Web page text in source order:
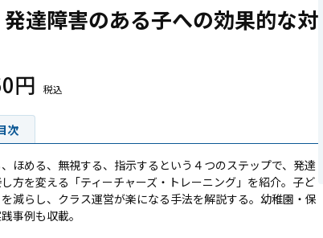
達障害のある子への効果的な対
円
次
ほめる、無視する、指示するという４つのステップで、発達
方を変える「ティーチャーズ・トレーニング」を紹介。子ど
減らし、クラス運営が楽になる手法を解説する。幼稚園・保
事例も収載。